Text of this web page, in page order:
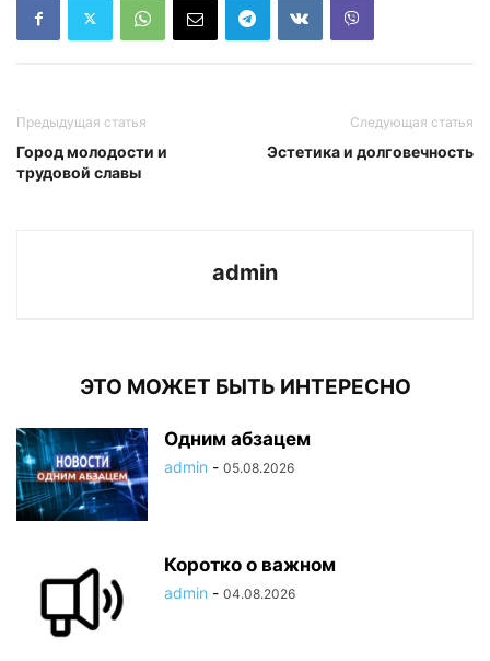
Предыдущая статья
Город молодости и
трудовой славы
Следующая статья
Эстетика и долговечность
admin
ЭТО МОЖЕТ БЫТЬ ИНТЕРЕСНО
Одним абзацем
admin - 05.08.2026
Коротко о важном
admin - 04.08.2026